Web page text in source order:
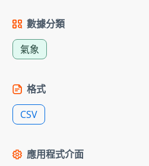
數據分類
氣象
格式
CSV
應用程式介面